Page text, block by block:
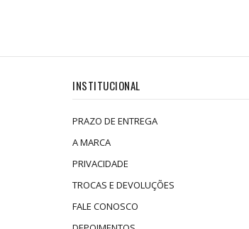
INSTITUCIONAL
PRAZO DE ENTREGA
A MARCA
PRIVACIDADE
TROCAS E DEVOLUÇÕES
FALE CONOSCO